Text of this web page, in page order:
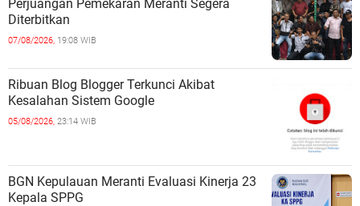
Perjuangan Pemekaran Meranti Segera
Diterbitkan
07/08/2026, 19:08 WIB
Ribuan Blog Blogger Terkunci Akibat
Kesalahan Sistem Google
05/08/2026, 23:14 WIB
BGN Kepulauan Meranti Evaluasi Kinerja 23
Kepala SPPG